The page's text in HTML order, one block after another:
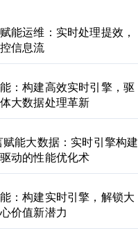
能运维：实时处理提效，
信息流
：构建高效实时引擎，驱
大数据处理革新
赋能大数据：实时引擎构建
动的性能优化术
：构建实时引擎，解锁大
价值新潜力